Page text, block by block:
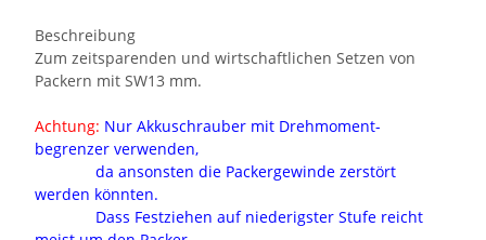
Beschreibung
Zum zeitsparenden und wirtschaftlichen Setzen von
Packern mit SW13 mm.
Achtung: Nur Akkuschrauber mit Drehmoment-
begrenzer verwenden,
da ansonsten die Packergewinde zerstört
werden könnten.
Dass Festziehen auf niederigster Stufe reicht